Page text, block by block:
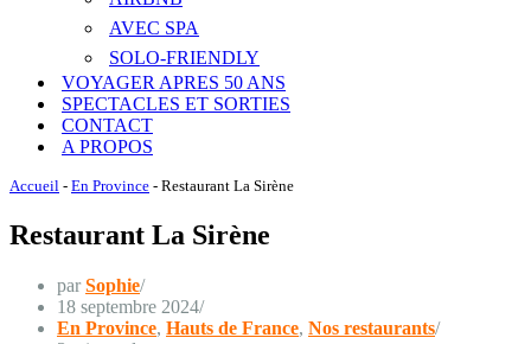
AVEC SPA
SOLO-FRIENDLY
VOYAGER APRES 50 ANS
SPECTACLES ET SORTIES
CONTACT
A PROPOS
Accueil - En Province - Restaurant La Sirène
Restaurant La Sirène
parSophie
18 septembre 2024
En Province, Hauts de France, Nos restaurants